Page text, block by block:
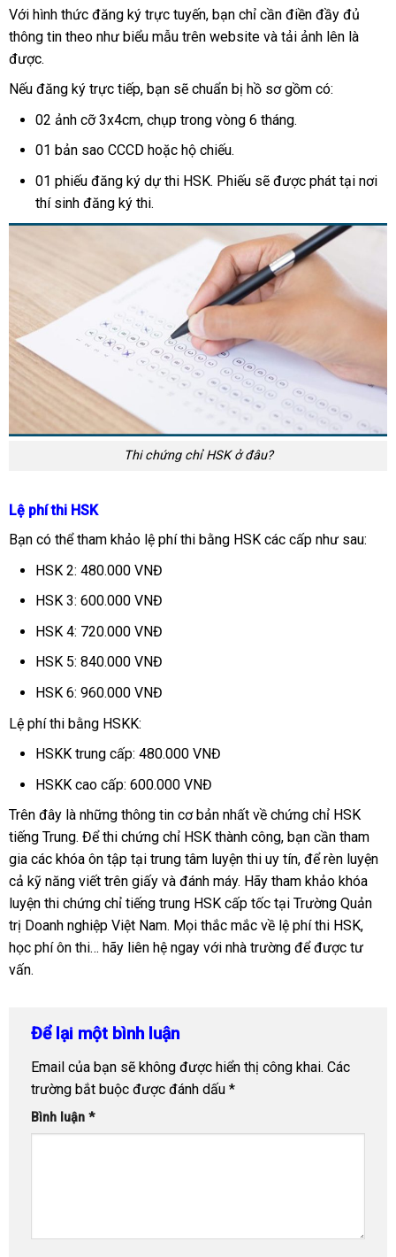
Với hình thức đăng ký trực tuyến, bạn chỉ cần điền đầy đủ
thông tin theo như biểu mẫu trên website và tải ảnh lên là
được.
Nếu đăng ký trực tiếp, bạn sẽ chuẩn bị hồ sơ gồm có:
02 ảnh cỡ 3x4cm, chụp trong vòng 6 tháng.
01 bản sao CCCD hoặc hộ chiếu.
01 phiếu đăng ký dự thi HSK. Phiếu sẽ được phát tại nơi
thí sinh đăng ký thi.
Thi chứng chỉ HSK ở đâu?
Lệ phí thi HSK
Bạn có thể tham khảo lệ phí thi bằng HSK các cấp như sau:
HSK 2: 480.000 VNĐ
HSK 3: 600.000 VNĐ
HSK 4: 720.000 VNĐ
HSK 5: 840.000 VNĐ
HSK 6: 960.000 VNĐ
Lệ phí thi bằng HSKK:
HSKK trung cấp: 480.000 VNĐ
HSKK cao cấp: 600.000 VNĐ
Trên đây là những thông tin cơ bản nhất về chứng chỉ HSK
tiếng Trung. Để thi chứng chỉ HSK thành công, bạn cần tham
gia các khóa ôn tập tại trung tâm luyện thi uy tín, để rèn luyện
cả kỹ năng viết trên giấy và đánh máy. Hãy tham khảo khóa
luyện thi chứng chỉ tiếng trung HSK cấp tốc tại Trường Quản
trị Doanh nghiệp Việt Nam. Mọi thắc mắc về lệ phí thi HSK,
học phí ôn thi… hãy liên hệ ngay với nhà trường để được tư
vấn.
Để lại một bình luận
Email của bạn sẽ không được hiển thị công khai. Các
trường bắt buộc được đánh dấu *
Bình luận *